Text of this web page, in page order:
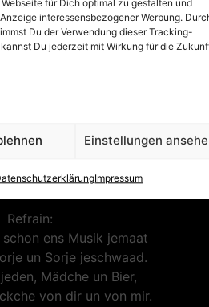
für Dich optimal zu gestalten und
interessensbezogener Werbung.
Du der Verwendung dieser Tracking-
Du jederzeit mit Wirkung für die
Einstellungen
Impressum
1994
su vür knapp 30 Johr,
weil et Gerti drop stund.
öm de Mädche jeklopp.
keinen Ausweis dobei.
Refrain:
ens Musik jemaat
un Sorje jeschwaad.
Mädche un Bier,
von dir un von mir.